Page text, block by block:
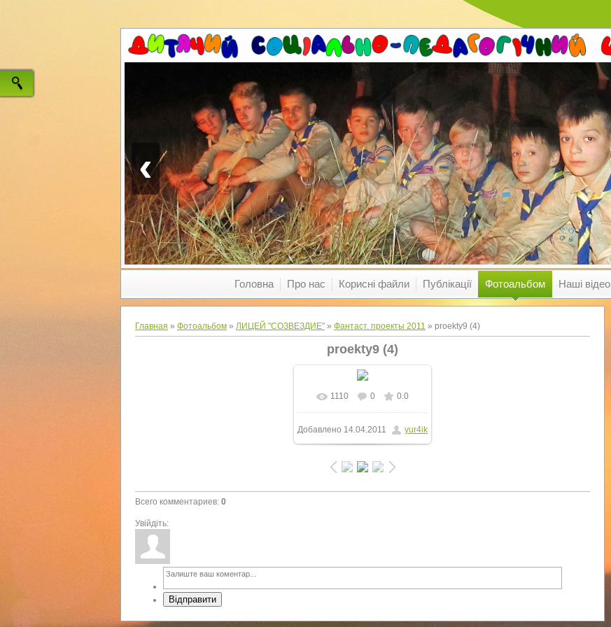
‹
Головна Про нас Корисні файли Публікації Фотоальбом Наші відео
Главная » Фотоальбом » ЛИЦЕЙ "СОЗВЕЗДИЕ" » Фантаст. проекты 2011 » proekty9 (4)
proekty9 (4)
В реальном размере
735x980/ 231.0Kb
1110 0 0.0
Добавлено 14.04.2011 yur4ik
Всего комментариев: 0
Увійдіть:
Відправити